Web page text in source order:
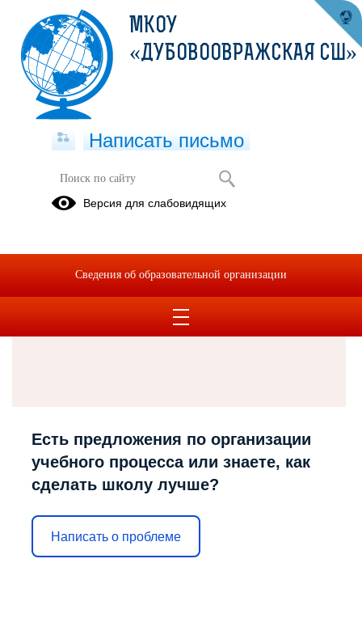
Есть предложения по организации
учебного процесса или знаете, как
сделать школу лучше?
Написать о проблеме
МКОУ
«ДУБОВООВРАЖСКАЯ СШ»
Написать письмо
Версия для слабовидящих
Сведения об образовательной организации